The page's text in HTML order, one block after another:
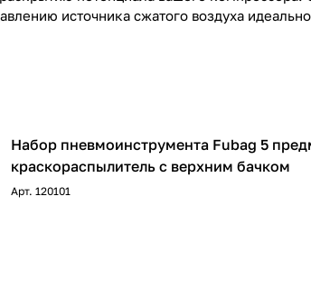
источника сжатого воздуха
Набор пневмоинструмента Fubag 5
краскораспылитель с верхним бачком
Арт. 120101